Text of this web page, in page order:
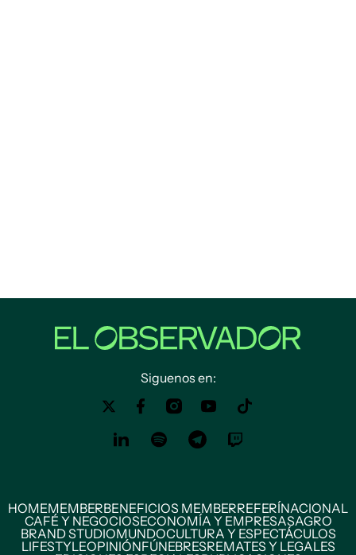
Siguenos en:
HOMEMEMBERBENEFICIOS MEMBERREFERÍNACIONAL
CAFÉ Y NEGOCIOSECONOMÍA Y EMPRESASAGRO
BRAND STUDIOMUNDOCULTURA Y ESPECTÁCULOS
LIFESTYLEOPINIÓNFÚNEBRESREMATES Y LEGALES